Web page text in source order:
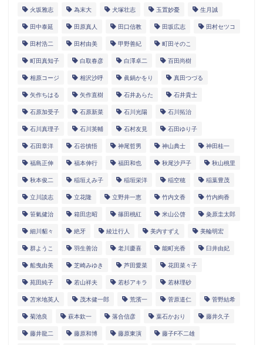
火坂雅志 為末大 犬塚壮志 玉置妙憂 生月誠
田中泰延 田原真人 田口信教 田坂広志 田村セツコ
田村浩二 田村由美 甲野善紀 町田そのこ
町田真知子 白取春彦 白澤卓二 百田尚樹
相原コージ 相沢沙呼 眞鍋かをり 真田つづる
矢作ちはる 矢作直樹 石井あらた 石井貴士
石原加受子 石原新菜 石川光陽 石川拓治
石川真理子 石川英輔 石村友見 石田ゆり子
石田章洋 石谷慎悟 神尾哲男 神山典士 神田桂一
福島正伸 福本伸行 福田和也 秋尾沙戸子 秋山桃里
秋本俊二 稲垣えみ子 稲垣栄洋 稲空穂 稲葉豊茂
立川談志 立花隆 立野井一恵 竹内文香 竹内絢香
笹氣健治 箱田忠昭 篠田桃紅 米山公啓 粂原圭太郎
細川貂々 絶牙 綾辻行人 美内すずえ 美輪明宏
群ようこ 羽生善治 老川慶喜 能町光香 臼井由妃
船曳由美 芝崎みゆき 芦田愛菜 花田菜々子
苑田純子 若山祥夫 若杉アキラ 若林理砂
苫米地英人 茂木健一郎 荒濱一 菅原道仁 菅野結希
菊池良 萩本欽一 落合信彦 葉石かおり 藤井久子
藤井龍二 藤原和博 藤原東演 藤子F不二雄